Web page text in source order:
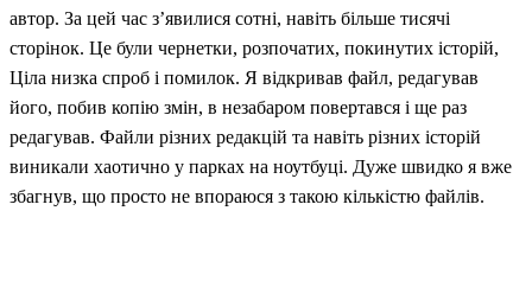
автор. За цей час з’явилися сотні, навіть більше тисячі
сторінок. Це були чернетки, розпочатих, покинутих історій,
Ціла низка спроб і помилок. Я відкривав файл, редагував
його, побив копію змін, в незабаром повертався і ще раз
редагував. Файли різних редакцій та навіть різних історій
виникали хаотично у парках на ноутбуці. Дуже швидко я вже
збагнув, що просто не впораюся з такою кількістю файлів.